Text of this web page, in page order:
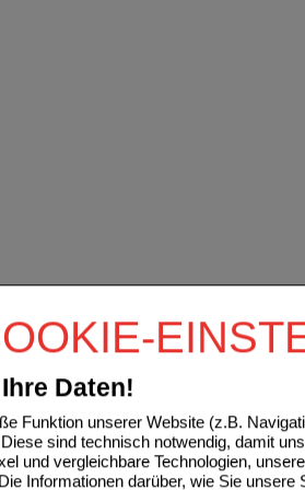
Daten!
Funktion unserer Website (z.B.
sind technisch notwendig, damit
und vergleichbare Technologien,
Informationen darüber, wie Sie